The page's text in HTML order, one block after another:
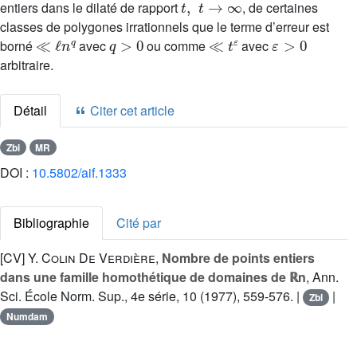
entiers dans le dilaté de rapport
, de certaines
classes de polygones irrationnels que le terme d’erreur est
borné
≪ℓnq
avec
q>0
ou comme
≪tε
avec
ε>0
arbitraire.
Détail Citer cet article
Zbl MR
DOI : 10.5802/aif.1333
Bibliographie
Cité par
[CV]Y. Colin De Verdière, Nombre de points entiers
dans une famille homothétique de domaines de ℝn, Ann.
Sci. École Norm. Sup., 4e série, 10 (1977), 559-576. |
Zbl |
Numdam